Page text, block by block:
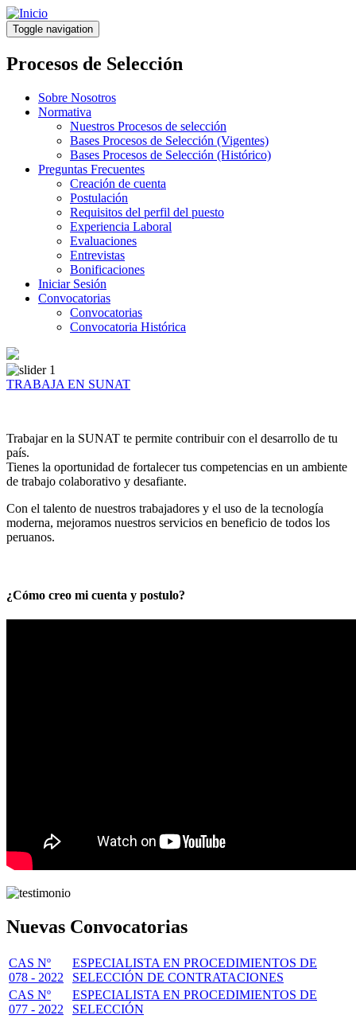
Pasar
al
contenido
principal
Toggle navigation
Procesos de Selección
Sobre Nosotros
Normativa
Nuestros Procesos de selección
Bases Procesos de Selección (Vigentes)
Bases Procesos de Selección (Histórico)
Preguntas Frecuentes
Creación de cuenta
Postulación
Requisitos del perfil del puesto
Experiencia Laboral
Evaluaciones
Entrevistas
Bonificaciones
Iniciar Sesión
Convocatorias
Convocatorias
Convocatoria Histórica
TRABAJA EN SUNAT
Trabajar en la SUNAT te permite contribuir con el desarrollo de tu
país.
Tienes la oportunidad de fortalecer tus competencias en un ambiente
de trabajo colaborativo y desafiante.
Con el talento de nuestros trabajadores y el uso de la tecnología
moderna, mejoramos nuestros servicios en beneficio de todos los
peruanos.
¿Cómo creo mi cuenta y postulo?
Nuevas Convocatorias
CAS Nº
078 - 2022
ESPECIALISTA EN PROCEDIMIENTOS DE
SELECCIÓN DE CONTRATACIONES
CAS Nº
077 - 2022
ESPECIALISTA EN PROCEDIMIENTOS DE
SELECCIÓN